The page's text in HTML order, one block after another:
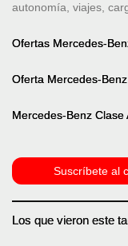
autonomía, viajes,
Ofertas Mercedes-
Oferta Mercedes-
Mercedes-Benz Clase
Suscríbete al
Los que vieron este